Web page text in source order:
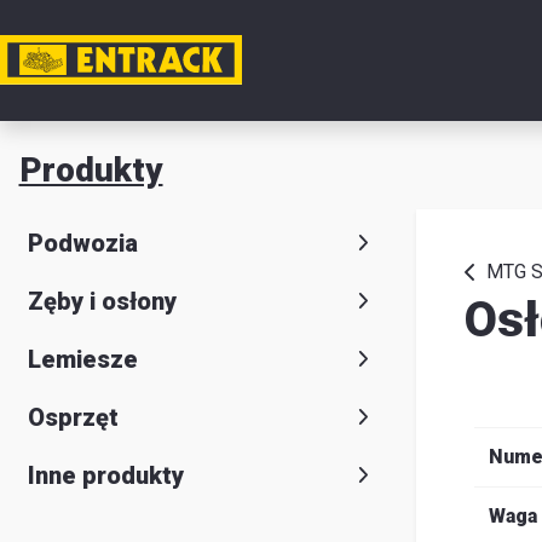
Moje
Wybór
Produkty
Podwozia
Zęby i osłony
Lemiesze
Osprzęt
Inne produkty
MTG
Waga